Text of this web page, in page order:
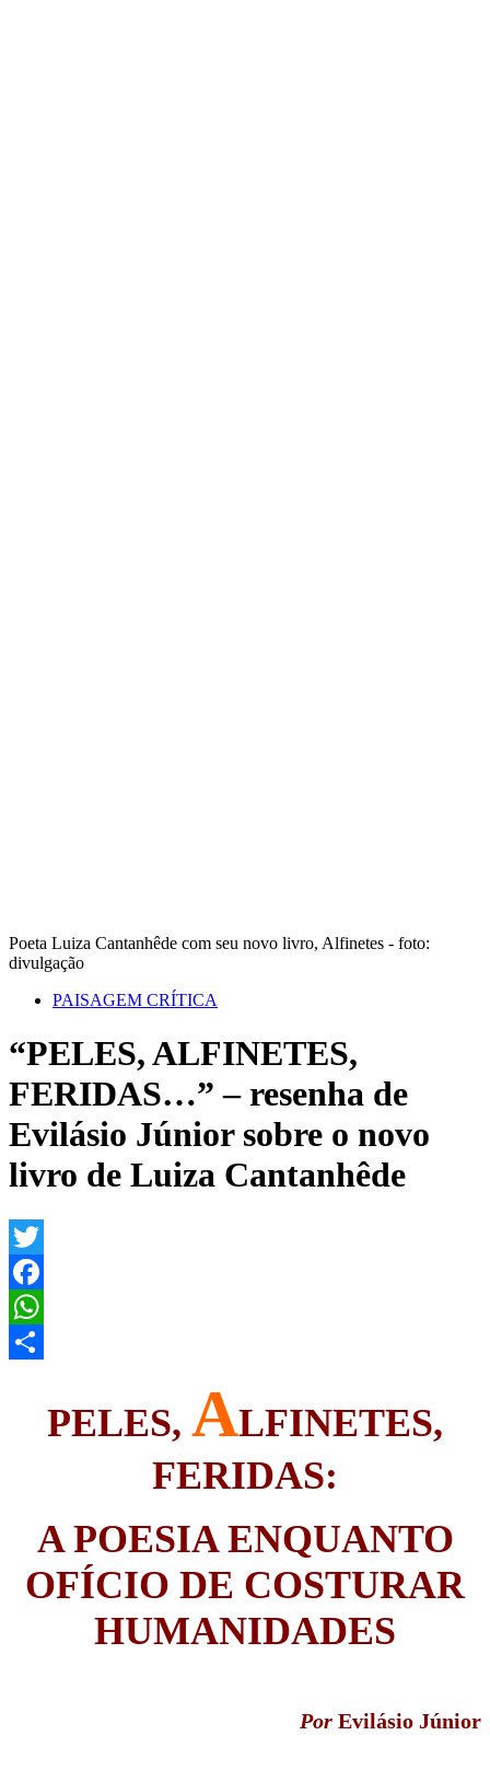
Poeta Luiza Cantanhêde com seu novo livro, Alfinetes - foto:
divulgação
PAISAGEM CRÍTICA
“PELES, ALFINETES,
FERIDAS…” – resenha de
Evilásio Júnior sobre o novo
livro de Luiza Cantanhêde
Twitter
Facebook
WhatsApp
PELES, ALFINETES,
FERIDAS:
A POESIA ENQUANTO
OFÍCIO DE COSTURAR
HUMANIDADES
Por Evilásio Júnior